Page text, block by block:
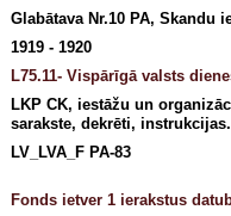
Glabātava Nr.10 PA, Skandu
1919 - 1920
L75.11- Vispārīgā valsts
LKP CK, iestāžu un
sarakste, dekrēti, instrukcijas.
LV_LVA_F PA-83
Fonds ietver 1 ierakstus